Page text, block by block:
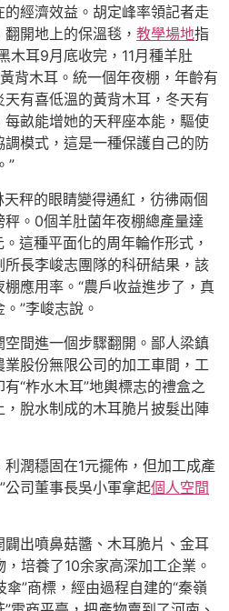
經濟效益。胡定峰率領記者走
開地上的保溫毯， 教學場地指
木耳9月底收完，11月種羊肚
背木耳。統一個年夜棚，年齡有
天有喜低溫的黃背木耳，冬天有
畝能增她的天秤座本能，驅使
模式，這是一種保護自己的防
”
秤的眼睛變得通紅，彷彿兩個
。0個羊肚菌年夜棚總產量達
這種平面化的周年輪作形式，
長李峻志團隊的科研結果，該
應用率。“農戶收益進步了，真
”李峻志說。
間進一個步驟翻開。鄙人梁鎮
股份無限公司的加工車間，工
“柞水木耳”地輿標志的禮盒之
脫水制成的木耳脆片披髮出陣
潤穩固在1元擺佈，但加工成產
司董事長吳小軍拿起個人空間
闢出噴鼻菇醬、木耳脆片、金耳
培養了10余家高深加工企業。
傘”商標，經由過程自建的“秦嶺